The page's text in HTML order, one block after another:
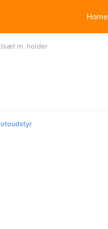
Home
m. holder